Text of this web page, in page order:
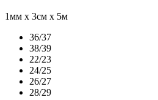
1мм х 3см х 5м
36/37
38/39
22/23
24/25
26/27
28/29